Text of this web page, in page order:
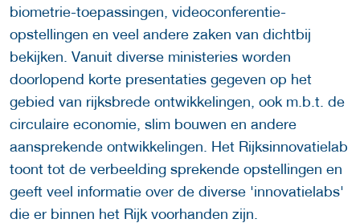
biometrie-toepassingen, videoconferentie-
opstellingen en veel andere zaken van dichtbij
bekijken. Vanuit diverse ministeries worden
doorlopend korte presentaties gegeven op het
gebied van rijksbrede ontwikkelingen, ook m.b.t. de
circulaire economie, slim bouwen en andere
aansprekende ontwikkelingen. Het Rijksinnovatielab
toont tot de verbeelding sprekende opstellingen en
geeft veel informatie over de diverse 'innovatielabs'
die er binnen het Rijk voorhanden zijn.